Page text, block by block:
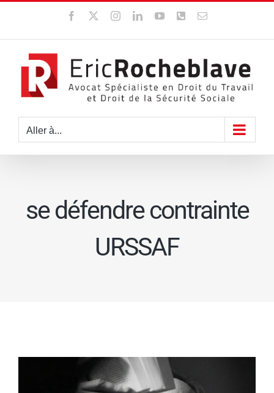
contenu
Facebook InstagramLinkedInYouTubeWhatsApp
Email
Aller à...
se défendre contrainte
URSSAF